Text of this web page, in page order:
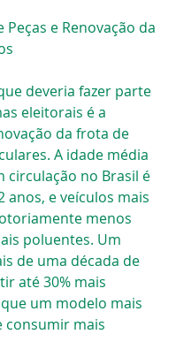
Peças e Renovação da
deveria fazer parte
eleitorais é a
da frota de
A idade média
circulação no Brasil é
anos, e veículos mais
menos
poluentes. Um
de uma década de
até 30% mais
um modelo mais
consumir mais